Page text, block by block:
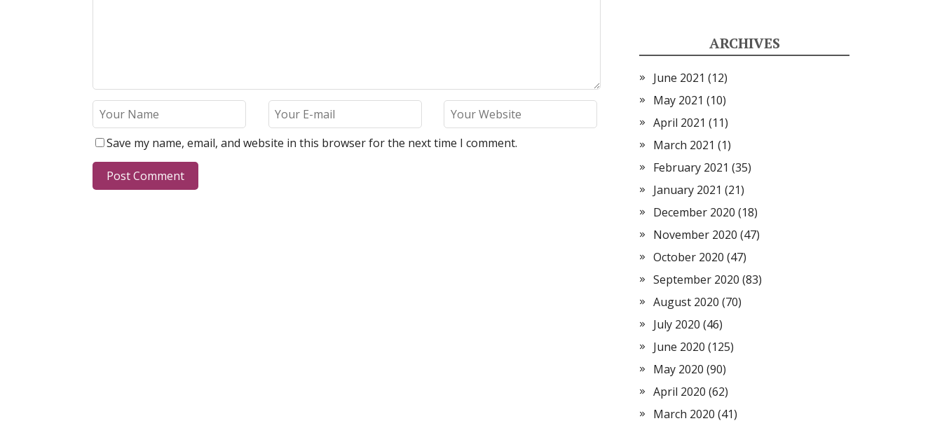
Save my name, email, and website in this browser for the next time I comment.
ARCHIVES
June 2021 (12)
May 2021 (10)
April 2021 (11)
March 2021 (1)
February 2021 (35)
January 2021 (21)
December 2020 (18)
November 2020 (47)
October 2020 (47)
September 2020 (83)
August 2020 (70)
July 2020 (46)
June 2020 (125)
May 2020 (90)
April 2020 (62)
March 2020 (41)